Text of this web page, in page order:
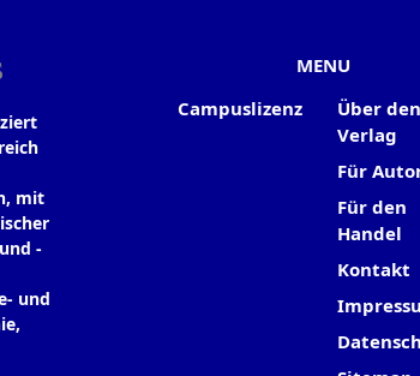
mit
-
und
MENU
Campuslizenz
Über den
Verlag
Für
Für den
Handel
Kontakt